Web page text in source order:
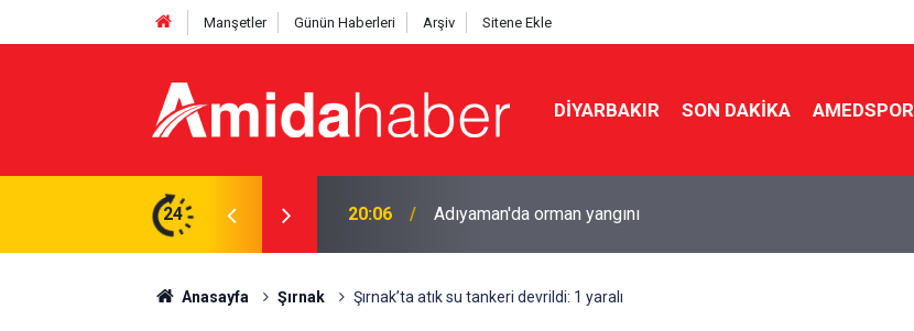
Manşetler Günün Haberleri Arşiv Sitene Ekle
DIYARBAKIR SON DAKIKA AMEDSPOR
24 19:47 Mardin’de iş yerine silahlı saldırı: 5 kurşun isabet etti
Anasayfa Şırnak Şırnak’ta atık su tankeri devrildi: 1 yaralı